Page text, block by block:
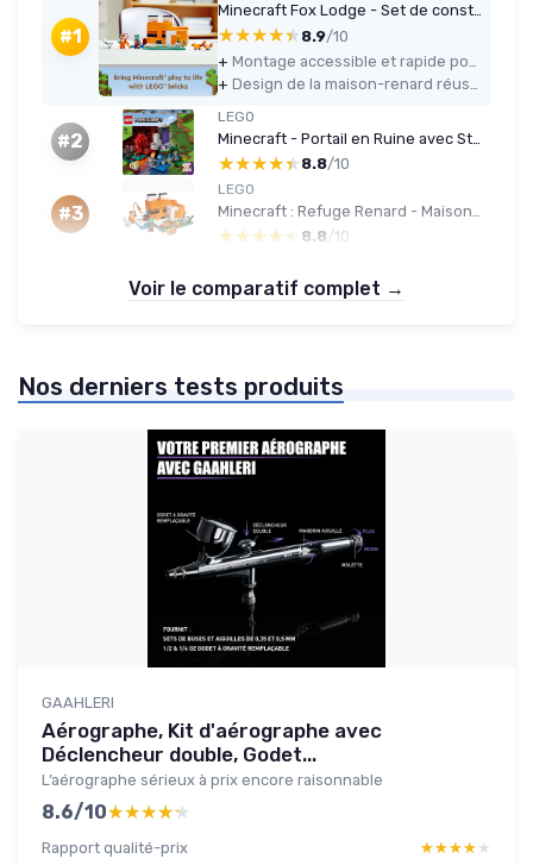
#1
Minecraft Fox Lodge - Set de construction (193 pièces)
★★★★★
★★★★★ 8.9/10
+
Montage accessible et rapide pour un enfant de 8–9 ans, avec instructions claires
+
Design de la maison-renard réussi et compact, facile à exposer et à manipuler
#2
LEGO
★★★★★
★★★★★ 8.8/10
#3
LEGO
★★★★★
★★★★★ 8.8 /10
Voir le comparatif complet →
Nos derniers tests produits
GAAHLERI
Aérographe, Kit d'aérographe avec
Déclencheur double, Godet...
L’aérographe sérieux à prix encore raisonnable
8.6/10★★★★★
★★★★★
Rapport qualité-prix ★★★★★
★★★★★